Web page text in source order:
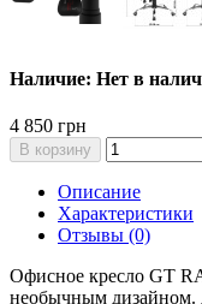
Наличие: Нет в
4 850 грн
В корзину
Описание
Характеристики
Отзывы (0)
Офисное кресло GT
необычным дизайном.